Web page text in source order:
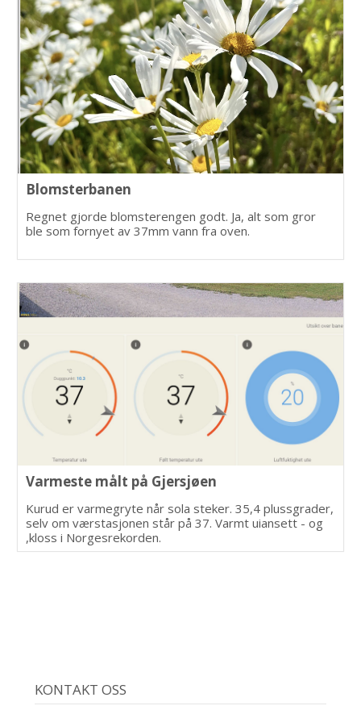
Blomsterbanen
Regnet gjorde blomsterengen godt. Ja, alt som gror
ble som fornyet av 37mm vann fra oven.
Varmeste målt på Gjersjøen
Kurud er varmegryte når sola steker. 35,4 plussgrader,
selv om værstasjonen står på 37. Varmt uiansett - og
,kloss i Norgesrekorden.
KONTAKT OSS